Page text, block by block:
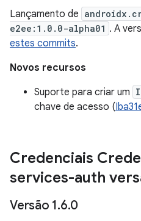
Lançamento de
e2ee:1.0.0-alpha01 . A
estes commits.
Novos recursos
Suporte para criar um
chave de acesso (
Credenciais
services-auth
Versão 1.6.0